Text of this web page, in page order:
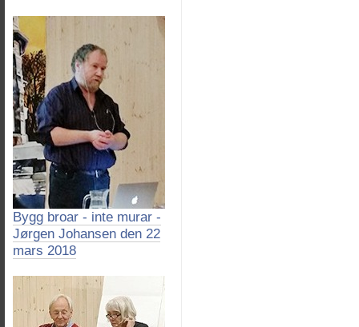
Bygg broar - inte murar -
Jørgen Johansen den 22
mars 2018